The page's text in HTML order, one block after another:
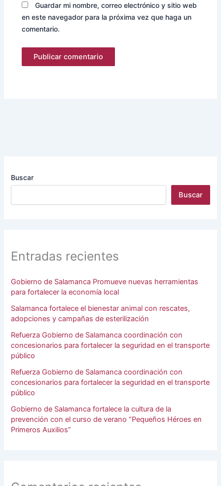
Guardar mi nombre, correo electrónico y sitio web
en este navegador para la próxima vez que haga un
comentario.
Buscar
Buscar
Entradas recientes
Gobierno de Salamanca Promueve nuevas herramientas
para fortalecer la economía local
Salamanca fortalece el bienestar animal con rescates,
adopciones y campañas de esterilización
Refuerza Gobierno de Salamanca coordinación con
concesionarios para fortalecer la seguridad en el transporte
público
Refuerza Gobierno de Salamanca coordinación con
concesionarios para fortalecer la seguridad en el transporte
público
Gobierno de Salamanca fortalece la cultura de la
prevención con el curso de verano “Pequeños Héroes en
Primeros Auxilios”